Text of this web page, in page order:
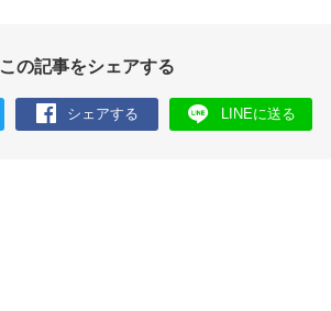
この記事をシェアする
シェアする LINEに送る